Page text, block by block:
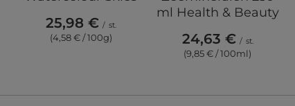
25,98 € / st.
(4,58 € / 100g)
ml Health & Beauty
24,63 € / st.
(9,85 € / 100ml)